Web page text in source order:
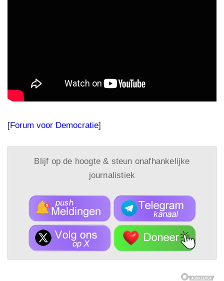
[Forum voor Democratie]
Blijf op de hoogte & steun onafhankelijke
journalistiek